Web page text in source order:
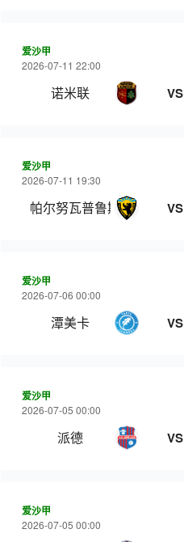
爱沙甲
2026-07-11 22:00
诺米联 VS
爱沙甲
2026-07-11 19:30
帕尔努瓦普鲁斯 VS
爱沙甲
2026-07-06 00:00
潭美卡 VS
爱沙甲
2026-07-05 00:00
派德 VS
爱沙甲
2026-07-05 00:00